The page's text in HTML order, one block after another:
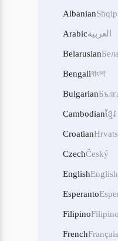
AlbanianShqip
Arabicالعربية
Belarusian
Bengaliবাংলা
Bulgarian
Cambodianខ្មែរ
Croatian
CzechČeský
EnglishEnglish
Esperanto
FilipinoFilipino
FrenchFrançais